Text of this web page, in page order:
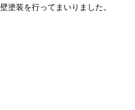
塗装を行ってまいりました。